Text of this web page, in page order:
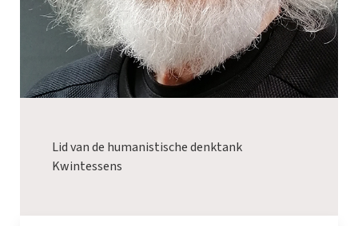
Lid van de humanistische denktank
Kwintessens